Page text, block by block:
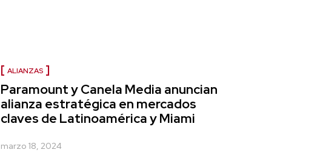
ALIANZAS
Paramount y Canela Media anuncian
alianza estratégica en mercados
claves de Latinoamérica y Miami
marzo 18, 2024